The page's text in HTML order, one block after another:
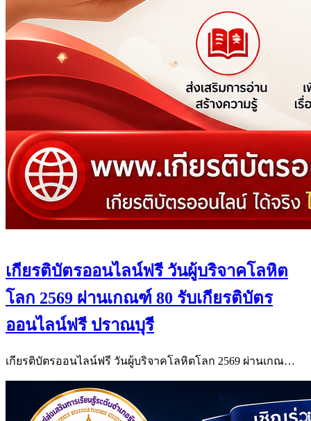
เกียรติบัตรออนไลน์ฟรี วันผู้บริจาคโลหิต
โลก 2569 ผ่านเกณฑ์ 80 รับเกียรติบัตร
ออนไลน์ฟรี ปราณบุรี
เกียรติบัตรออนไลน์ฟรี วันผู้บริจาคโลหิตโลก 2569 ผ่านเกณ…